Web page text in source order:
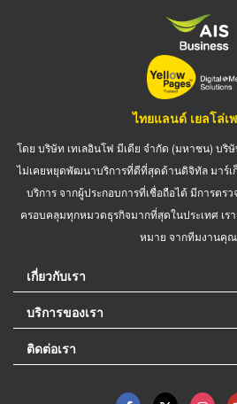
ไทยแลนด์ เยลโล่เ
โดย บริษัท เทเลอินโฟ มีเดีย จำกัด (มหาชน) บริษั
ไม่เคยหยุดพัฒนาบริการที่ดีที่สุดด้านดิจิทัล มาร์เ
บริการ จากผู้ประกอบการที่เชื่อถือได้ มีการตร
ครอบคลุมทุกหมวดธุรกิจมากที่สุดในประเทศ เร
หมาย จากทีมงานคุ
เกี่ยวกับเรา
บริการของเรา
ติดต่อเรา